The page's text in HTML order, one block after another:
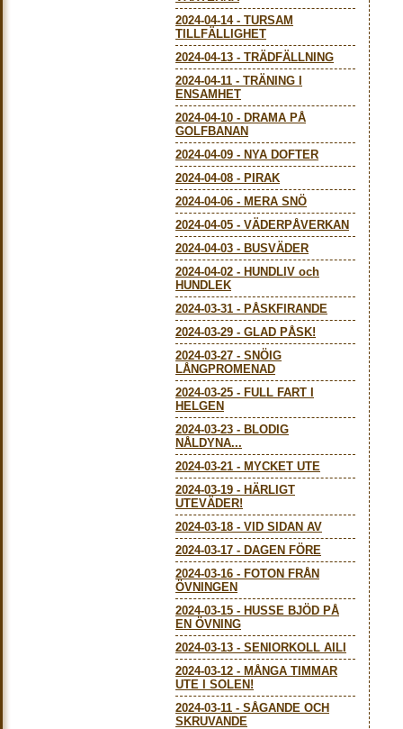
2024-04-14- TURSAM
TILLFÄLLIGHET
2024-04-13 - TRÄDFÄLLNING
2024-04-11 - TRÄNING I
ENSAMHET
2024-04-10 - DRAMA PÅ
GOLFBANAN
2024-04-09 - NYA DOFTER
2024-04-08 - PIRAK
2024-04-06 - MERA SNÖ
2024-04-05 - VÄDERPÅVERKAN
2024-04-03 - BUSVÄDER
2024-04-02 - HUNDLIV och
HUNDLEK
2024-03-31 - PÅSKFIRANDE
2024-03-29 - GLAD PÅSK!
2024-03-27 - SNÖIG
LÅNGPROMENAD
2024-03-25 - FULL FART I
HELGEN
2024-03-23 - BLODIG
NÅLDYNA...
2024-03-21 - MYCKET UTE
2024-03-19 - HÄRLIGT
UTEVÄDER!
2024-03-18 - VID SIDAN AV
2024-03-17 - DAGEN FÖRE
2024-03-16 - FOTON FRÅN
ÖVNINGEN
2024-03-15 - HUSSE BJÖD PÅ
EN ÖVNING
2024-03-13 - SENIORKOLL AILI
2024-03-12 - MÅNGA TIMMAR
UTE I SOLEN!
2024-03-11 - SÅGANDE OCH
SKRUVANDE